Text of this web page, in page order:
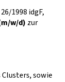
1998 idgF,
w/d) zur
sowie